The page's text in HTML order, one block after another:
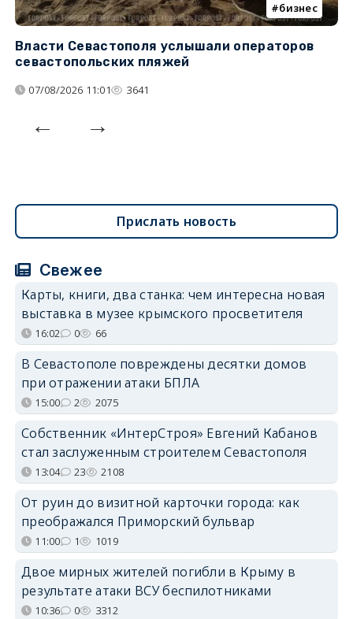
бизнес
Власти Севастополя услышали операторов
севастопольских пляжей
07/08/2026 11:01 3641
Прислать новость
Свежее
Карты, книги, два станка: чем интересна новая
выставка в музее крымского просветителя
16:02 0 66
В Севастополе повреждены десятки домов
при отражении атаки БПЛА
15:00 2 2075
Собственник «ИнтерСтроя» Евгений Кабанов
стал заслуженным строителем Севастополя
13:04 23 2108
От руин до визитной карточки города: как
преображался Приморский бульвар
11:00 1 1019
Двое мирных жителей погибли в Крыму в
результате атаки ВСУ беспилотниками
10:36 0 3312